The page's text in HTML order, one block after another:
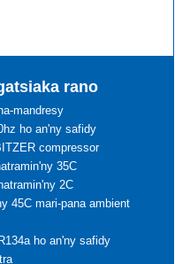
rano
mandresy
ho an'ny safidy
compressor
35C
2C
45C mari-pana ambient
ho an'ny safidy